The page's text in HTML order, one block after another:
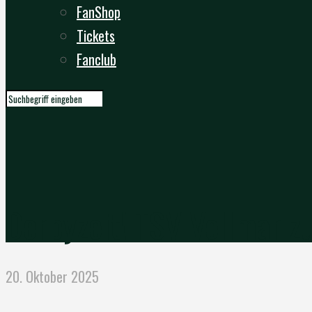
FanShop
Tickets
Fanclub
20. Oktober 2025